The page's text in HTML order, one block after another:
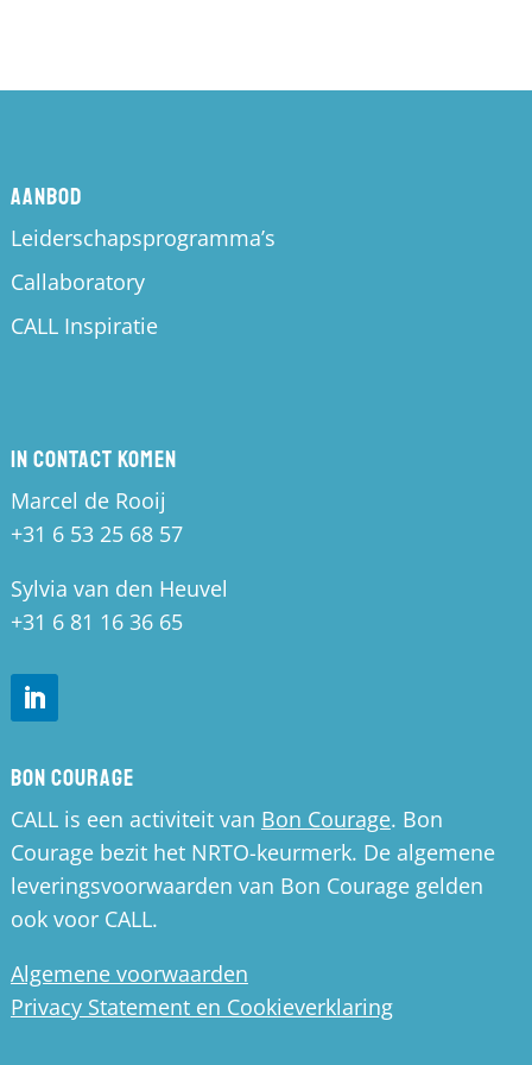
Aanbod
Leiderschapsprogramma’s
Callaboratory
CALL Inspiratie
In contact komen
Marcel de Rooij
+31 6 53 25 68 57
Sylvia van den Heuvel
+31 6 81 16 36 65
Bon Courage
CALL is een activiteit van Bon Courage. Bon
Courage bezit het NRTO-keurmerk. De algemene
leveringsvoorwaarden van Bon Courage gelden
ook voor CALL.
Algemene voorwaarden
Privacy Statement en Cookieverklaring